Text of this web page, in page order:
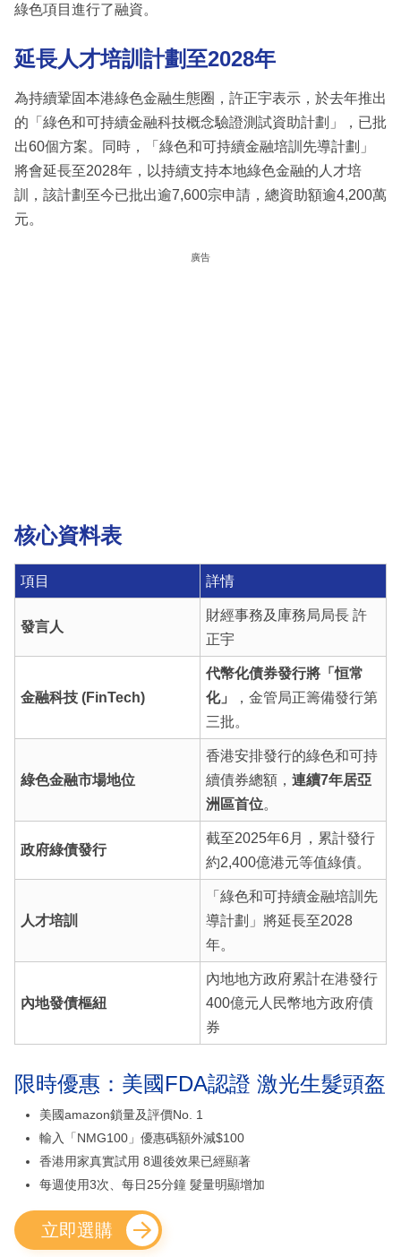
綠色項目進行了融資。
延長人才培訓計劃至2028年
為持續鞏固本港綠色金融生態圈，許正宇表示，於去年推出
的「綠色和可持續金融科技概念驗證測試資助計劃」，已批
出60個方案。同時，「綠色和可持續金融培訓先導計劃」
將會延長至2028年，以持續支持本地綠色金融的人才培
訓，該計劃至今已批出逾7,600宗申請，總資助額逾4,200萬
元。
廣告
核心資料表
項目 詳情
發言人
財經事務及庫務局局長 許
正宇
金融科技 (FinTech)
代幣化債券發行將「恒常
化」
，金管局正籌備發行第
三批。
綠色金融市場地位
香港安排發行的綠色和可持
續債券總額， 連續7年居亞
洲區首位。
政府綠債發行
截至2025年6月，累計發行
約2,400億港元等值綠債。
人才培訓
「綠色和可持續金融培訓先
導計劃」將延長至2028
年。
內地發債樞紐
內地地方政府累計在港發行
400億元人民幣地方政府債
券
限時優惠：美國FDA認證 激光生髮頭盔
美國amazon鎖量及評價No. 1
輸入「NMG100」優惠碼額外減$100
香港用家真實試用 8週後效果已經顯著
每週使用3次、每日25分鐘 髮量明顯增加
立即選購